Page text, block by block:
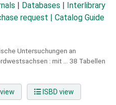
Databases
Interlibrary
request | Catalog Guide
Untersuchungen an
: mit ... 38 Tabellen
ISBD view